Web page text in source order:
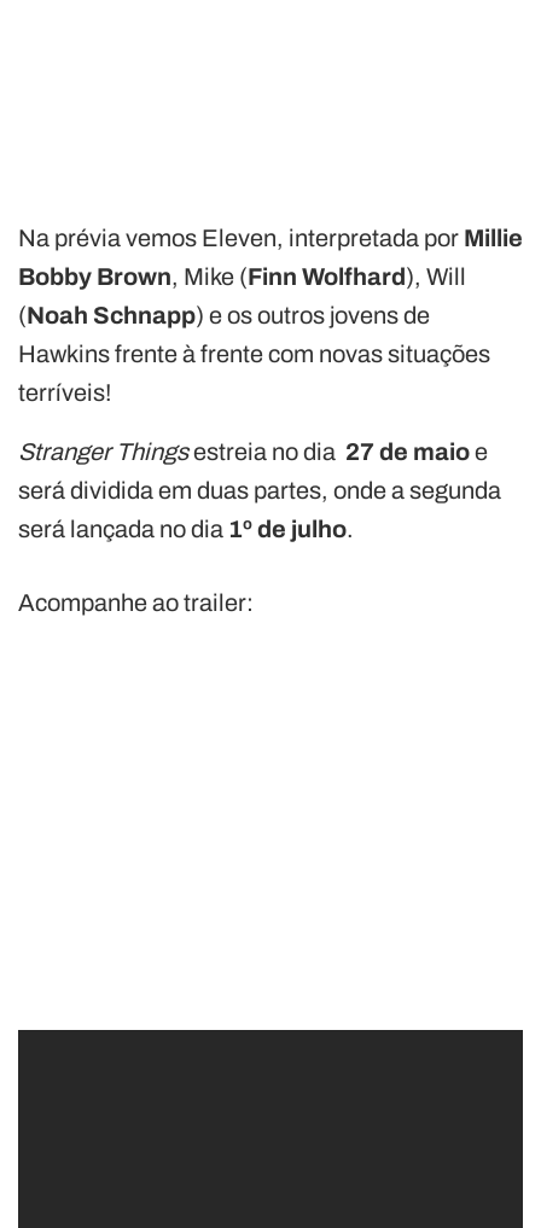
Na prévia vemos Eleven, interpretada por Millie
Bobby Brown, Mike (Finn Wolfhard), Will
(Noah Schnapp) e os outros jovens de
Hawkins frente à frente com novas situações
terríveis!
Stranger Thingsestreia no dia 27 de maioe
será dividida em duas partes, onde a segunda
será lançada no dia 1º de julho.
Acompanhe ao trailer: